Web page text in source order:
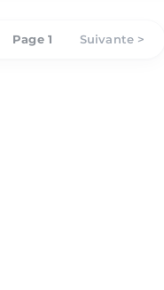
Page 1 Suivante >